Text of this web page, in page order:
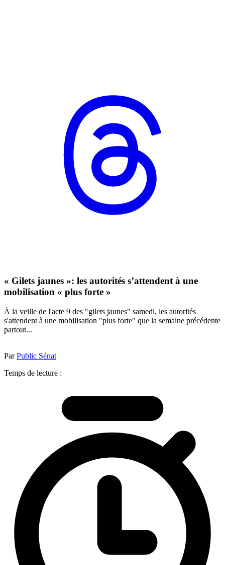
« Gilets jaunes »: les autorités s’attendent à une
mobilisation « plus forte »
À la veille de l'acte 9 des "gilets jaunes" samedi, les autorités
s'attendent à une mobilisation "plus forte" que la semaine précédente
partout...
ParPublic Sénat
Temps de lecture :